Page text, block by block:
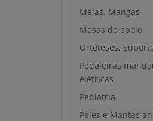
Meias, Mangas
Mesas de apoio
Ortóteses,
Pedaleiras
elétricas
Pediatria
Peles e Mantas